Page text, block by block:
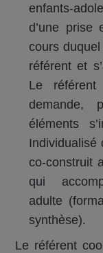
enfants-
d’une prise
cours
référent et
Le
demande,
éléments
Individualisé
co-construit
qui
adulte
synthèse).
Le référent